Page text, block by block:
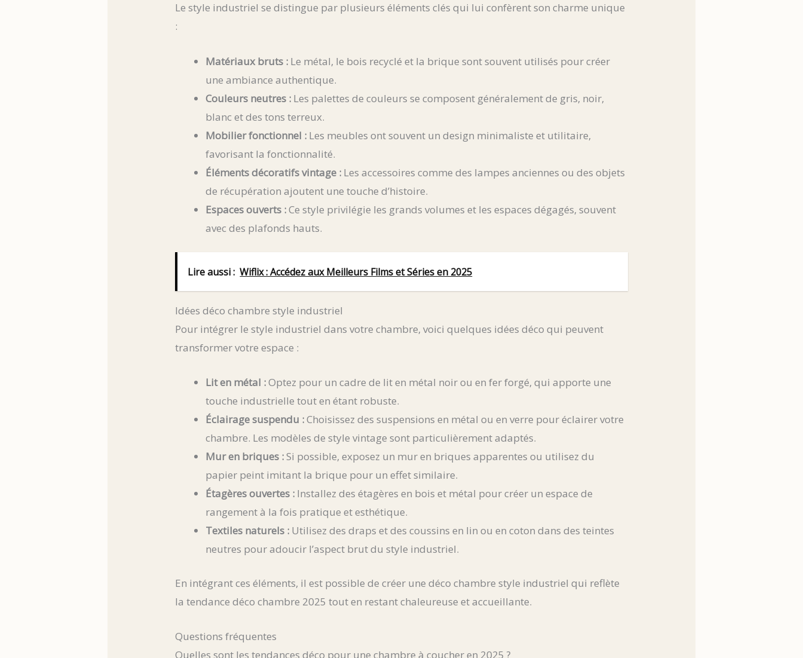
Le style industriel se distingue par plusieurs éléments clés qui lui confèrent son charme unique
:
Matériaux bruts : Le métal, le bois recyclé et la brique sont souvent utilisés pour créer
une ambiance authentique.
Couleurs neutres : Les palettes de couleurs se composent généralement de gris, noir,
blanc et des tons terreux.
Mobilier fonctionnel : Les meubles ont souvent un design minimaliste et utilitaire,
favorisant la fonctionnalité.
Éléments décoratifs vintage : Les accessoires comme des lampes anciennes ou des objets
de récupération ajoutent une touche d’histoire.
Espaces ouverts :Ce style privilégie les grands volumes et les espaces dégagés, souvent
avec des plafonds hauts.
Lire aussi : Wiflix : Accédez aux Meilleurs Films et Séries en 2025
Idées déco chambre style industriel
Pour intégrer le style industriel dans votre chambre, voici quelques idées déco qui peuvent
transformer votre espace :
Lit en métal :Optez pour un cadre de lit en métal noir ou en fer forgé, qui apporte une
touche industrielle tout en étant robuste.
Éclairage suspendu :Choisissez des suspensions en métal ou en verre pour éclairer votre
chambre. Les modèles de style vintage sont particulièrement adaptés.
Mur en briques :Si possible, exposez un mur en briques apparentes ou utilisez du
papier peint imitant la brique pour un effet similaire.
Étagères ouvertes : Installez des étagères en bois et métal pour créer un espace de
rangement à la fois pratique et esthétique.
Textiles naturels : Utilisez des draps et des coussins en lin ou en coton dans des teintes
neutres pour adoucir l’aspect brut du style industriel.
En intégrant ces éléments, il est possible de créer une déco chambre style industriel qui reflète
la tendance déco chambre 2025 tout en restant chaleureuse et accueillante.
Questions fréquentes
Quelles sont les tendances déco pour une chambre à coucher en 2025 ?